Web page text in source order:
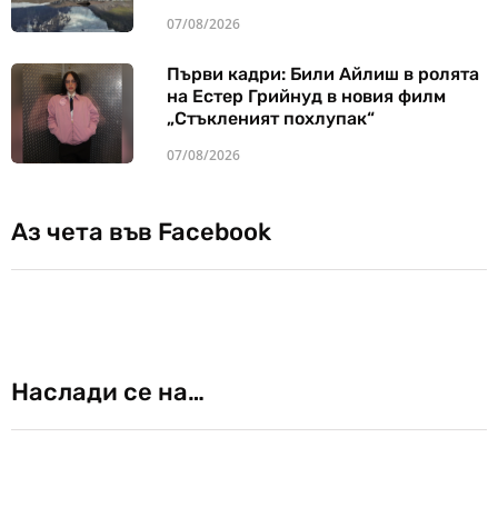
07/08/2026
Първи кадри: Били Айлиш в ролята
на Естер Грийнуд в новия филм
„Стъкленият похлупак“
07/08/2026
Аз чета във Facebook
Наслади се на…